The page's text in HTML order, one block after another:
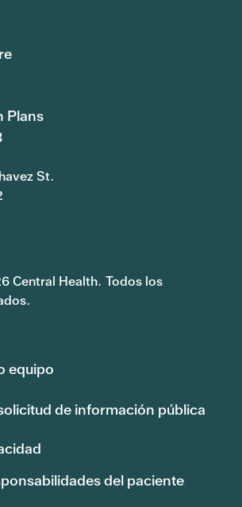
Plans
St.
Central Health. Todos los
equipo
de información pública
del paciente